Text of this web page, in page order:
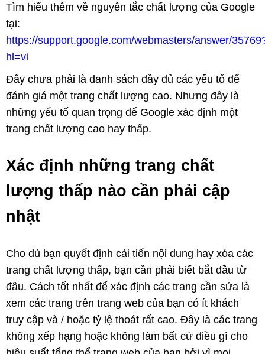
Tìm hiểu thêm về nguyên tắc chất lượng của Google
tại:
https://support.google.com/webmasters/answer/
hl=vi
Đây chưa phải là danh sách đầy đủ các yếu tố để
đánh giá một trang chất lượng cao. Nhưng đây là
những yếu tố quan trọng để Google xác định một
trang chất lượng cao hay thấp.
Xác định những trang chất
lượng thấp nào cần phải cập
nhật
Cho dù bạn quyết định cải tiến nội dung hay xóa các
trang chất lượng thấp, bạn cần phải biết bắt đầu từ
đâu. Cách tốt nhất để xác định các trang cần sửa là
xem các trang trên trang web của bạn có ít khách
truy cập và / hoặc tỷ lệ thoát rất cao. Đây là các trang
không xếp hạng hoặc không làm bất cứ điều gì cho